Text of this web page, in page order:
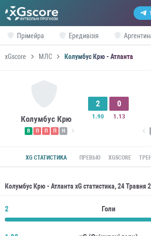
Прімейра Ередивізія
xGscore МЛС Колумбус Крю - Атланта
Колумбус Крю
В П П П Н
2
1.90
0
1.13
XG СТАТИСТИКА ПРЕВЬЮ XGSCORE
Колумбус Крю - Атланта xG статистика, 24 Травня
2 Голи